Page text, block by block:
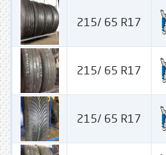
215/ 65 R17
215/ 65 R17
215/ 65 R17